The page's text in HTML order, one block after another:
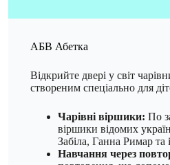
АБВ Абетка
Відкрийте двері у світ
створеним спеціально для
Чарівні віршики: По
віршики відомих
Забіла, Ганна Римар та
Навчання через